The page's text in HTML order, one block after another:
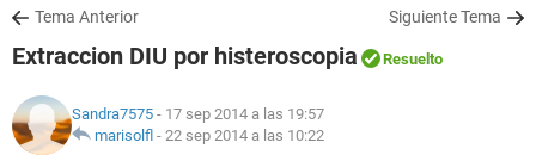
SALUD
NUTRICIÓN
Tema Anterior Siguiente Tema
Extraccion DIU por histeroscopia Resuelto
Sandra7575 - 17 sep 2014 a las 19:57
marisolfl - 22 sep 2014 a las 10:22